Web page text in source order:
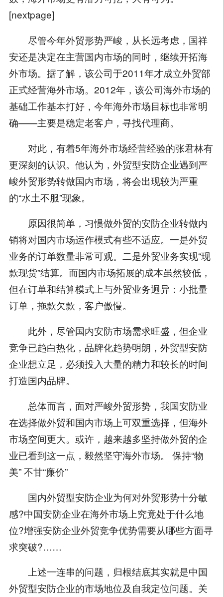
[nextpage]
尽管今年外贸形势严峻，从长远考虑，国祥
安还是决定在主营国内市场的同时，继续开拓海
外市场。据了解，该公司于2011年才成立外贸部
正式经营海外市场。2012年，该公司海外市场的
基础工作基本打好，今年海外市场目标也非常明
确——主要是稳定老客户，寻找代理商。
对此，有着5年海外市场经营经验的张君林有
更深刻的认识。他认为，外贸型安防企业遇到严
峻外贸形势转做国内市场，将会出现较为严重
的“水土不服”现象。
原因很简单，习惯做外贸的安防企业转做内
销将对国内市场运作模式有些不适应。一是外贸
业务的订单数量非常可观。二是外贸业务实现“现
款现货”结算。而国内市场拓展的成本虽然较低，
但在订单和结算模式上与外贸业务迥异：小批量
订单，拖款欠款，客户傲慢。
此外，尽管国内安防市场需求旺盛，但企业
竞争已趋白热化，品牌化趋势明朗，外贸型安防
企业想立足，必须投入大量的精力和较长的时间
打造国内品牌。
总体而言，面对严峻外贸形势，我国安防业
在选择做外贸和国内市场上可双重选择，但海外
市场空间更大。或许，越来越多坚持做外贸的企
业已看到这一点，毅然坚守海外市场。 保持“物
美” 不甘“廉价”
国内外贸型安防企业为何对外贸形势十分敏
感?中国安防企业在海外市场上究竟处于什么地
位?增强安防企业外贸竞争优势需要从哪些方面寻
求突破?……
上述一连串的问题，归根结底其实就是中国
外贸型安防企业的市场地位及自我定位问题。关